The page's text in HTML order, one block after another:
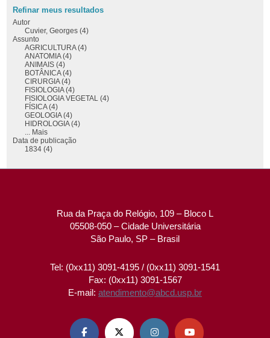
Refinar meus resultados
Autor
Cuvier, Georges (4)
Assunto
AGRICULTURA (4)
ANATOMIA (4)
ANIMAIS (4)
BOTÂNICA (4)
CIRURGIA (4)
FISIOLOGIA (4)
FISIOLOGIA VEGETAL (4)
FÍSICA (4)
GEOLOGIA (4)
HIDROLOGIA (4)
... Mais
Data de publicação
1834 (4)
Rua da Praça do Relógio, 109 – Bloco L
05508-050 – Cidade Universitária
São Paulo, SP – Brasil
Tel: (0xx11) 3091-4195 / (0xx11) 3091-1541
Fax: (0xx11) 3091-1567
E-mail: atendimento@abcd.usp.br
   